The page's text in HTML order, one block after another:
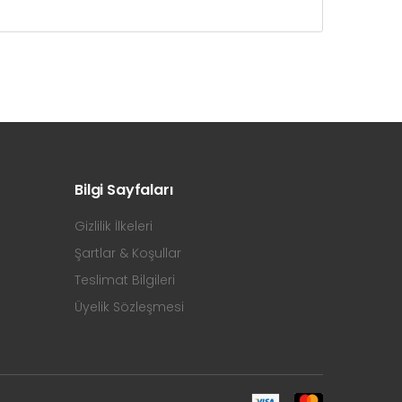
Bilgi Sayfaları
Gizlilik İlkeleri
Şartlar & Koşullar
Teslimat Bilgileri
Üyelik Sözleşmesi